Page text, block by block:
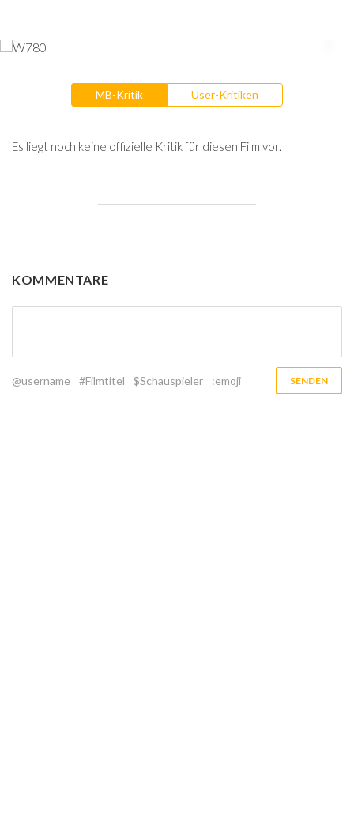
MB-Kritik User-Kritiken
Es liegt noch keine offizielle Kritik für diesen Film vor.
KOMMENTARE
@username #Filmtitel $Schauspieler :emoji